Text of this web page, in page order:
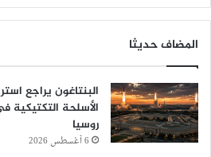
المضاف حديثا
البنتاغون يراجع
الأسلحة
روسيا
6 أغسطس 2026